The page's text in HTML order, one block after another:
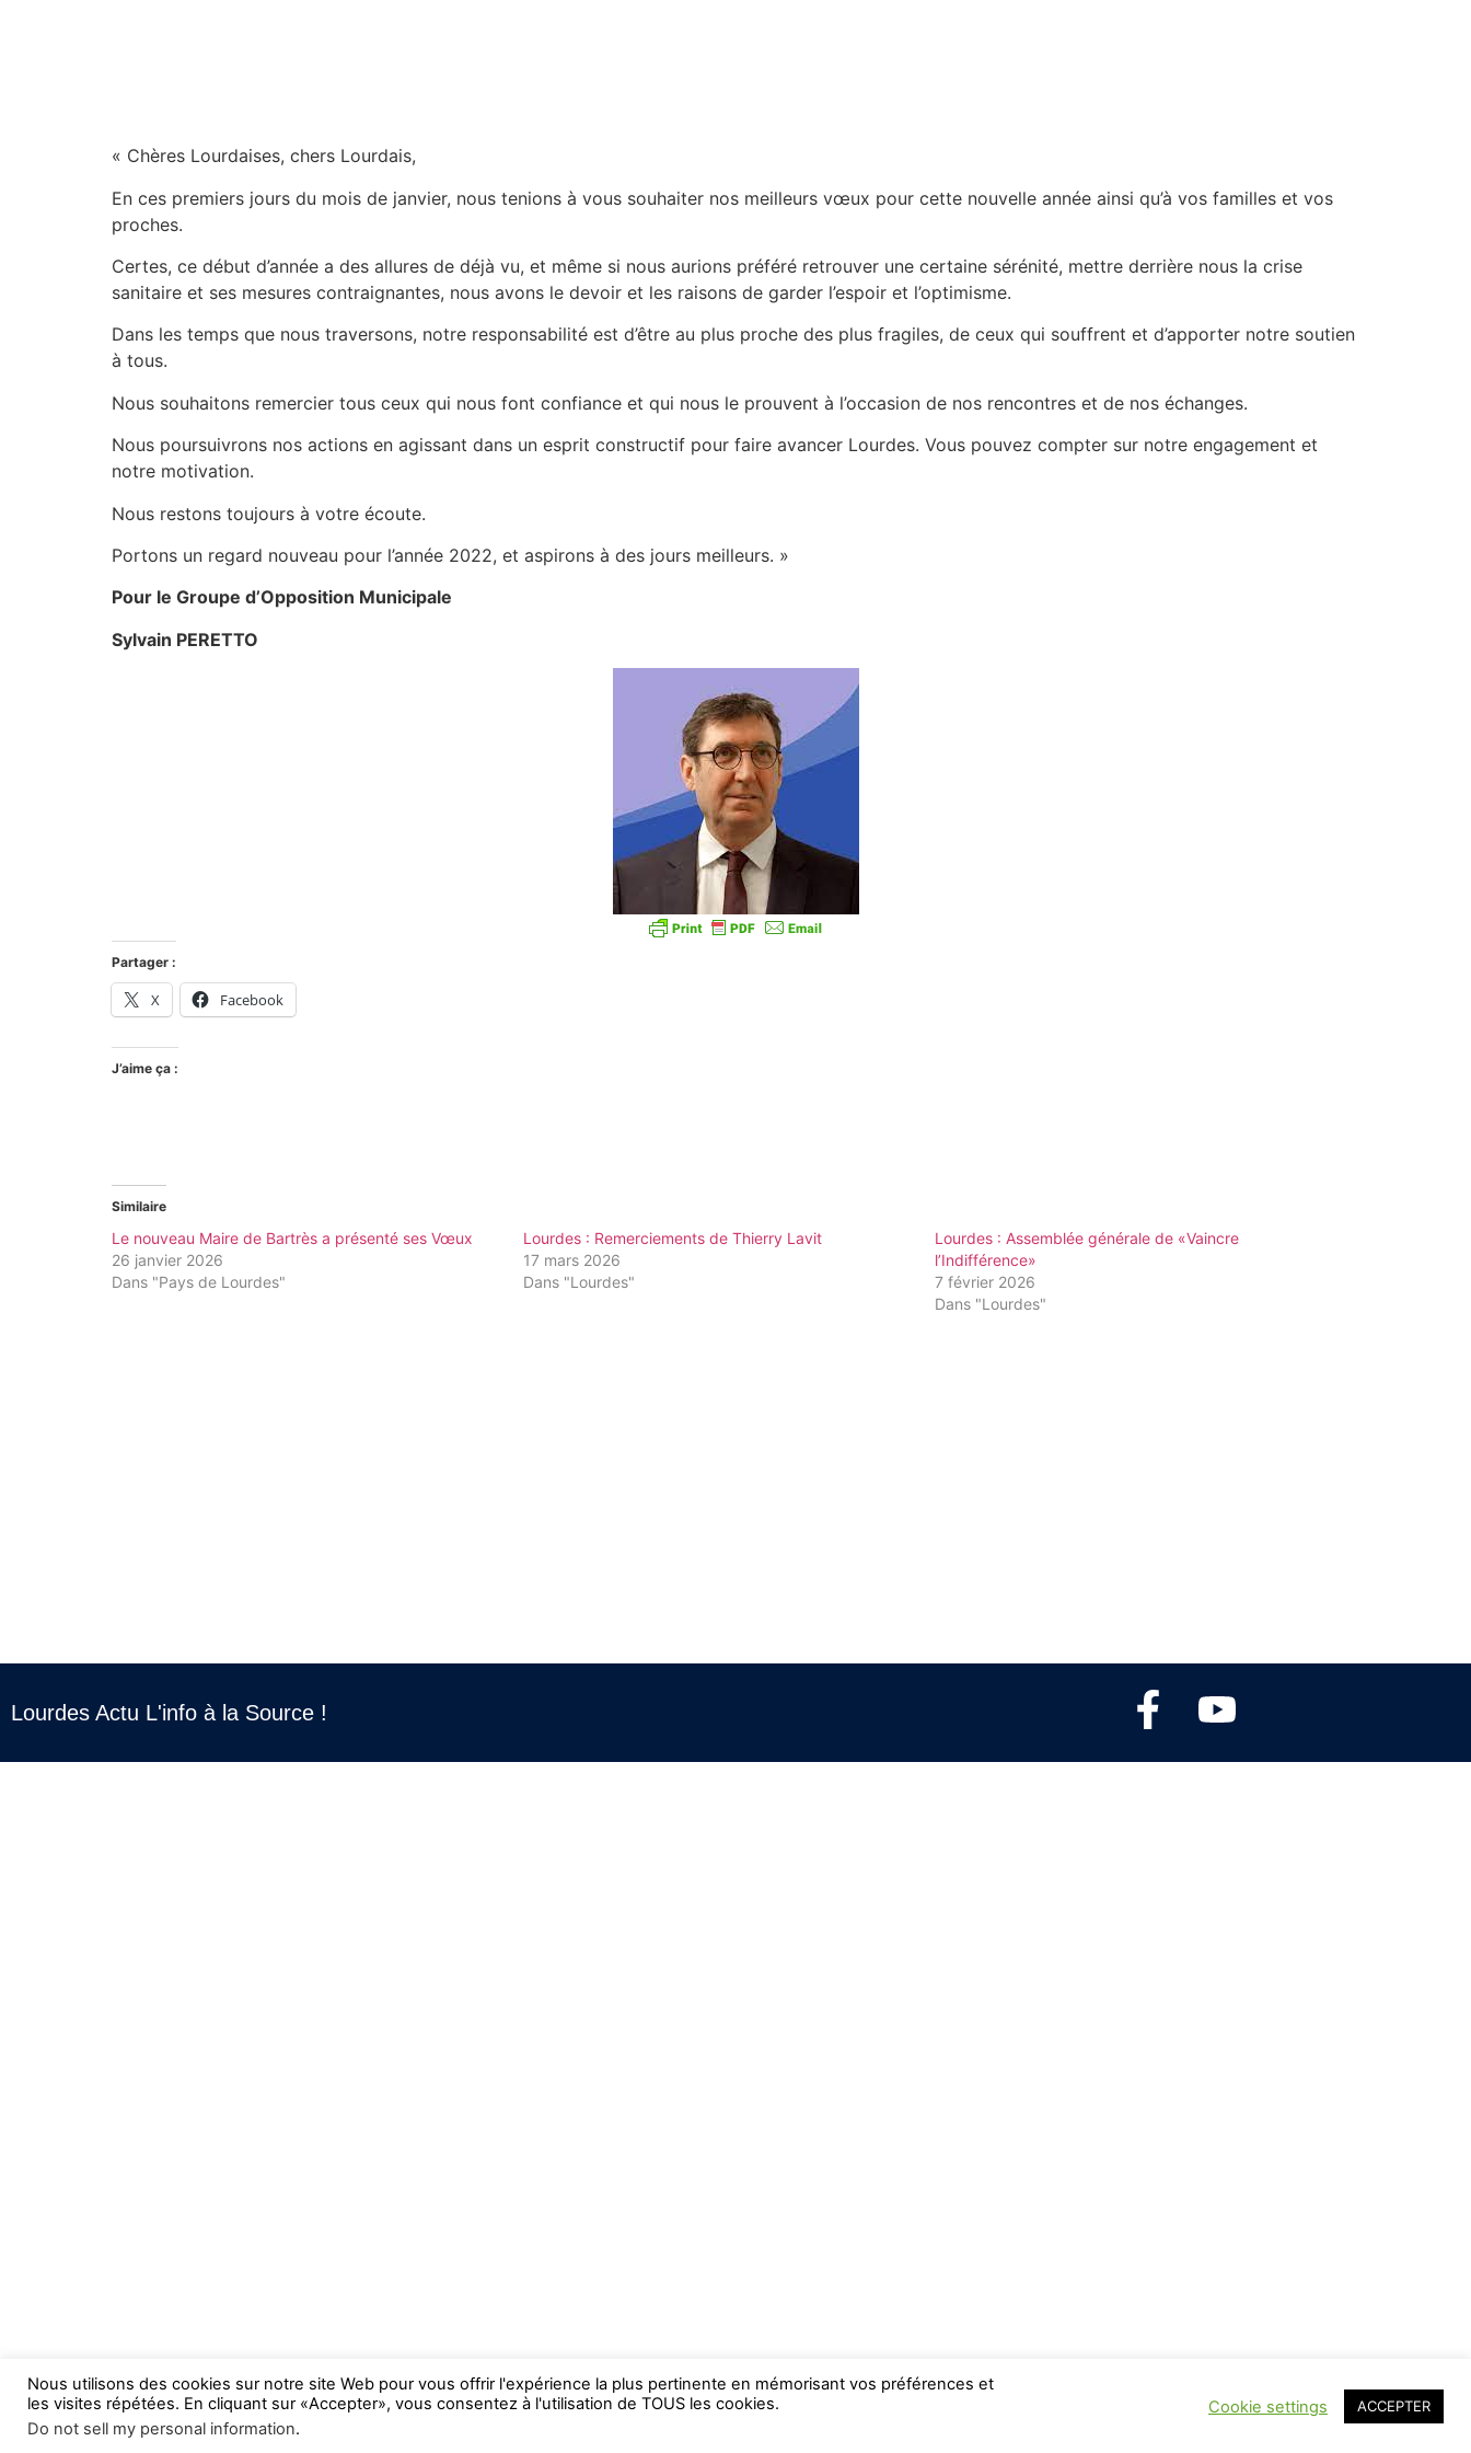
« Chères Lourdaises, chers Lourdais,
En ces premiers jours du mois de janvier, nous tenions à vous souhaiter nos meilleurs vœux pour cette nouvelle année ainsi qu’à vos familles et vos
proches.
Certes, ce début d’année a des allures de déjà vu, et même si nous aurions préféré retrouver une certaine sérénité, mettre derrière nous la crise
sanitaire et ses mesures contraignantes, nous avons le devoir et les raisons de garder l’espoir et l’optimisme.
Dans les temps que nous traversons, notre responsabilité est d’être au plus proche des plus fragiles, de ceux qui souffrent et d’apporter notre soutien
à tous.
Nous souhaitons remercier tous ceux qui nous font confiance et qui nous le prouvent à l’occasion de nos rencontres et de nos échanges.
Nous poursuivrons nos actions en agissant dans un esprit constructif pour faire avancer Lourdes. Vous pouvez compter sur notre engagement et
notre motivation.
Nous restons toujours à votre écoute.
Portons un regard nouveau pour l’année 2022, et aspirons à des jours meilleurs. »
Pour le Groupe d’Opposition Municipale
Sylvain PERETTO
Partager :
X Facebook
J’aime ça :
Similaire
Le nouveau Maire de Bartrès a présenté ses Vœux
26 janvier 2026
Dans "Pays de Lourdes"
Lourdes : Remerciements de Thierry Lavit
17 mars 2026
Dans "Lourdes"
Lourdes : Assemblée générale de «Vaincre
l’Indifférence»
7 février 2026
Dans "Lourdes"
Lourdes Actu L'info à la Source !
Nous utilisons des cookies sur notre site Web pour vous offrir l'expérience la plus pertinente en mémorisant vos préférences et
les visites répétées. En cliquant sur «Accepter», vous consentez à l'utilisation de TOUS les cookies.
Do not sell my personal information.
Cookie settings ACCEPTER